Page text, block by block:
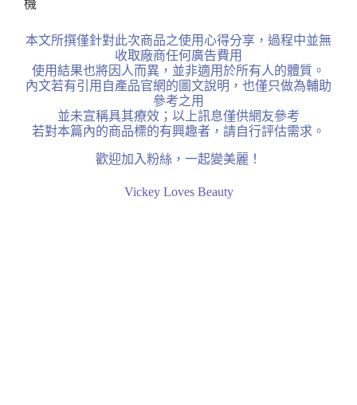
本文所撰僅針對此次商品之使用心得分享，過程中並無
收取廠商任何廣告費用
使用結果也將因人而異，並非適用於所有人的體質。
內文若有引用自產品官網的圖文說明，也僅只做為輔助
參考之用
並未宣稱具其療效；以上訊息僅供網友參考
若對本篇內的商品標的有興趣者，請自行評估需求。
歡迎加入粉絲，一起變美麗！
Vickey Loves Beauty